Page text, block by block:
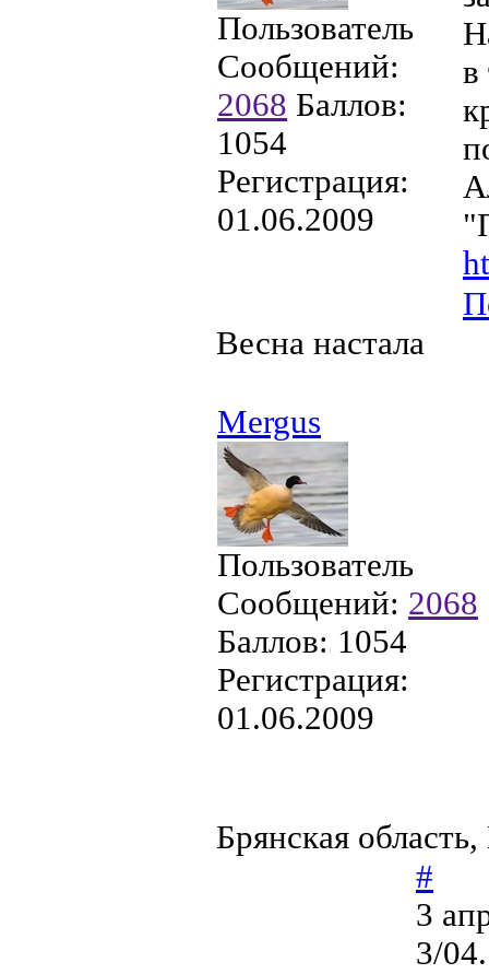
Пользователь
Сообщений:
2068 Баллов:
1054
Регистрация:
01.06.2009
в
Весна настала
Mergus
Пользователь
Сообщений: 2068
Баллов: 1054
Регистрация:
01.06.2009
Брянская
#
3
3/